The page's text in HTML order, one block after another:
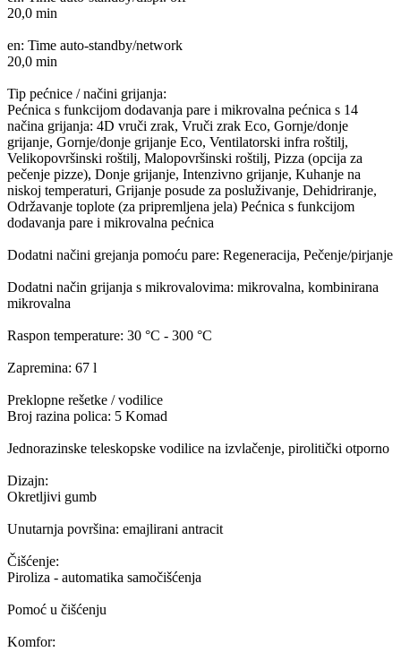
20,0 min
en: Time auto-standby/network
20,0 min
Tip pećnice / načini grijanja:
Pećnica s funkcijom dodavanja pare i mikrovalna pećnica s 14
načina grijanja: 4D vruči zrak, Vruči zrak Eco, Gornje/donje
grijanje, Gornje/donje grijanje Eco, Ventilatorski infra roštilj,
Velikopovršinski roštilj, Malopovršinski roštilj, Pizza (opcija za
pečenje pizze), Donje grijanje, Intenzivno grijanje, Kuhanje na
niskoj temperaturi, Grijanje posude za posluživanje, Dehidriranje,
Održavanje toplote (za pripremljena jela) Pećnica s funkcijom
dodavanja pare i mikrovalna pećnica
Dodatni načini grejanja pomoću pare: Regeneracija, Pečenje/pirjanje
Dodatni način grijanja s mikrovalovima: mikrovalna, kombinirana
mikrovalna
Raspon temperature: 30 °C - 300 °C
Zapremina: 67 l
Preklopne rešetke / vodilice
Broj razina polica: 5 Komad
Jednorazinske teleskopske vodilice na izvlačenje, pirolitički otporno
Dizajn:
Okretljivi gumb
Unutarnja površina: emajlirani antracit
Čišćenje:
Piroliza - automatika samočišćenja
Pomoć u čišćenju
Komfor: